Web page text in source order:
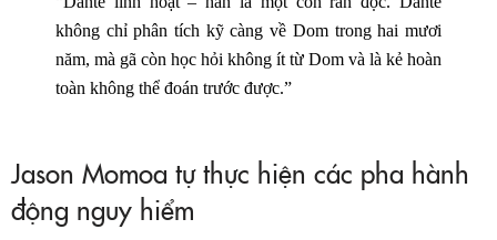
không chỉ phân tích kỹ càng về Dom trong hai mươi
năm, mà gã còn học hỏi không ít từ Dom và là kẻ hoàn
toàn không thể đoán trước được.”
Jason Momoa tự thực hiện các pha hành
động nguy hiểm